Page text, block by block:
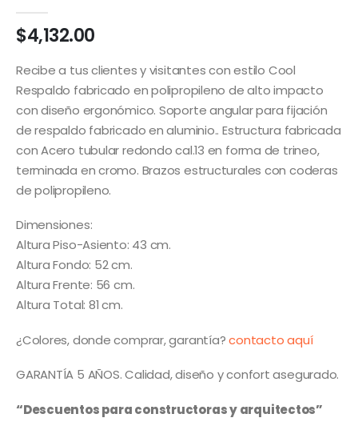
$4,132.00
Recibe a tus clientes y visitantes con estilo Cool
Respaldo fabricado en polipropileno de alto impacto
con diseño ergonómico. Soporte angular para fijación
de respaldo fabricado en aluminio.. Estructura fabricada
con Acero tubular redondo cal.13 en forma de trineo,
terminada en cromo. Brazos estructurales con coderas
de polipropileno.
Dimensiones:
Altura Piso-Asiento: 43 cm.
Altura Fondo: 52 cm.
Altura Frente: 56 cm.
Altura Total: 81 cm.
¿Colores, donde comprar, garantía?contacto aquí
GARANTÍA 5 AÑOS. Calidad, diseño y confort asegurado.
“Descuentos para constructoras y arquitectos”